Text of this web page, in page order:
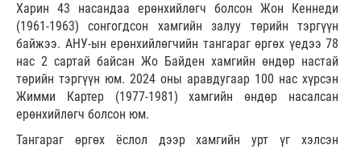
Харин 43 насандаа ерөнхийлөгч болсон Жон Кеннеди
(1961-1963) сонгогдсон хамгийн залуу төрийн тэргүүн
байжээ. АНУ-ын ерөнхийлөгчийн тангараг өргөх үедээ 78
нас 2 сартай байсан Жо Байден хамгийн өндөр настай
төрийн тэргүүн юм. 2024 оны аравдугаар 100 нас хүрсэн
Жимми Картер (1977-1981) хамгийн өндөр насалсан
ерөнхийлөгч болсон юм.
Тангараг өргөх ёслол дээр хамгийн урт үг хэлсэн